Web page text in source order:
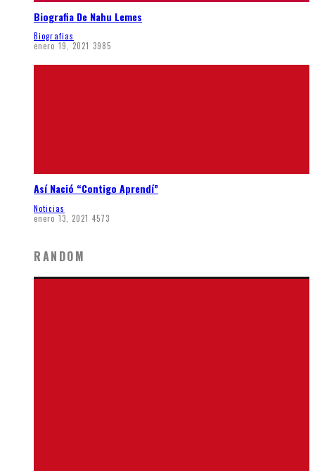
Biografia De Nahu Lemes
Biografias
enero 19, 2021 3985
Así Nació “Contigo Aprendí”
Noticias
enero 13, 2021 4573
RANDOM